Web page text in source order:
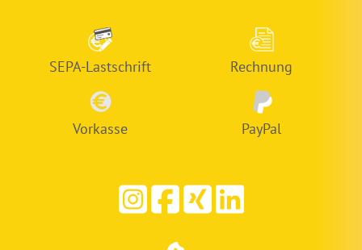
SEPA-Lastschrift Rechnung
Vorkasse PayPal